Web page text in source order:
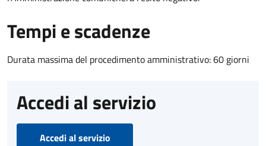
Tempi e scadenze
Durata massima del procedimento amministrativo: 60 giorni
Accedi al servizio
Accedi al servizio